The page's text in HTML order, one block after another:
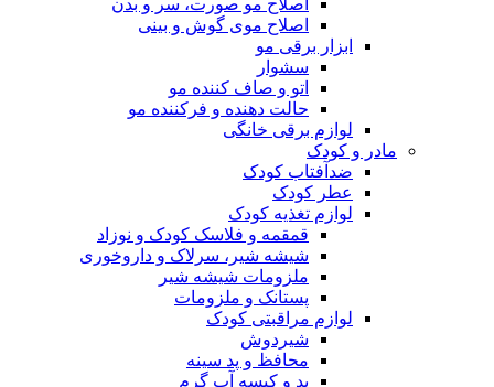
اصلاح موی گوش و بینی
ابزار برقی مو
سشوار
اتو و صاف کننده مو
حالت دهنده و فرکننده مو
لوازم برقی خانگی
مادر و کودک
ضدآفتاب کودک
عطر کودک
لوازم تغذیه کودک
قمقمه و فلاسک کودک و نوزاد
شیشه شیر، سرلاک و داروخوری
ملزومات شیشه شیر
پستانک و ملزومات
لوازم مراقبتی کودک
شیردوش
محافظ و پد سینه
پد و کیسه آب گرم